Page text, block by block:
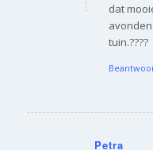
dat
tuin.????
Petra